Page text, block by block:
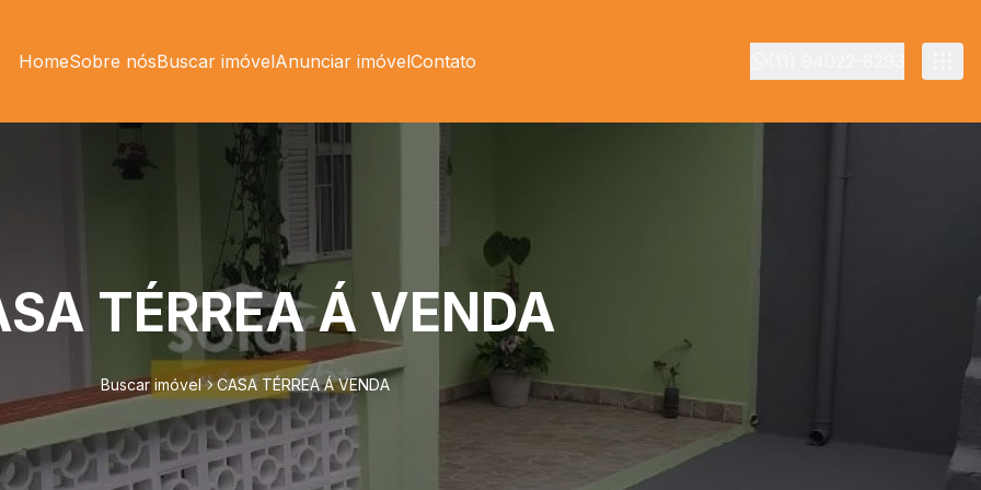
HomeSobre nósBuscar imóvelAnunciar imóvelContato
TÉRREA Á VENDA
Buscar imóvel CASA TÉRREA Á VENDA